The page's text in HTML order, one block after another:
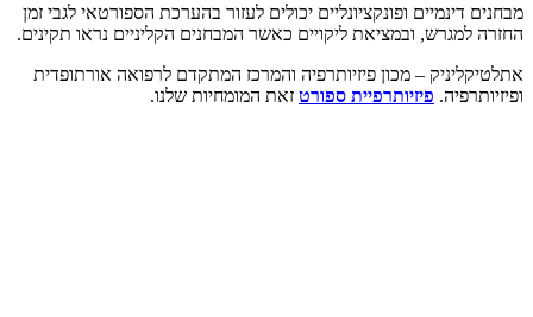
מבחנים דינמיים ופונקציונליים יכולים לעזור בהערכת הספורטאי לגבי זמן
החזרה למגרש, ובמציאת ליקויים כאשר המבחנים הקליניים נראו תקינים.
אתלטיקליניק – מכון פיזיותרפיה והמרכז המתקדם לרפואה אורתופדית
ופיזיותרפיה. פיזיותרפיית ספורט זאת המומחיות שלנו.